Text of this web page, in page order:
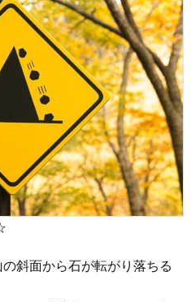
斜面から石が転がり落ちる